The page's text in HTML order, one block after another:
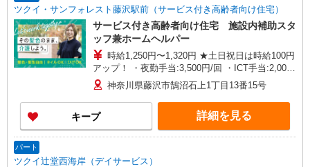
ツクイ・サンフォレスト藤沢駅前（サービス付き高齢者向け住宅）
サービス付き高齢者向け住宅 施設内補助スタ
ッフ兼ホームヘルパー
時給1,250円〜1,320円 ★土日祝日は時給100円
アップ！ ・夜勤手当:3,500円/回 ・ICT手当:2,000
円/月 ※給与幅は資格・経験等による
神奈川県藤沢市鵠沼石上1丁目13番15号
キープ 詳細を見る
パート
ツクイ辻堂西海岸（デイサービス）